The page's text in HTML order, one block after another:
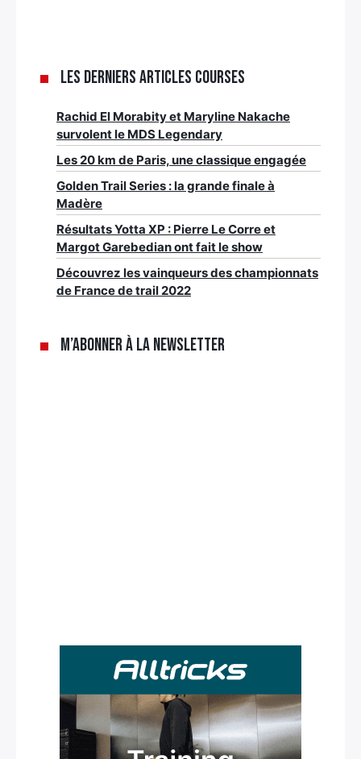
Les derniers articles Courses
Rachid El Morabity et Maryline Nakache
survolent le MDS Legendary
Les 20 km de Paris, une classique engagée
Golden Trail Series : la grande finale à
Madère
Résultats Yotta XP : Pierre Le Corre et
Margot Garebedian ont fait le show
Découvrez les vainqueurs des championnats
de France de trail 2022
M’abonner à la newsletter